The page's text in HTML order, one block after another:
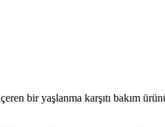
bir yaşlanma karşıtı bakım